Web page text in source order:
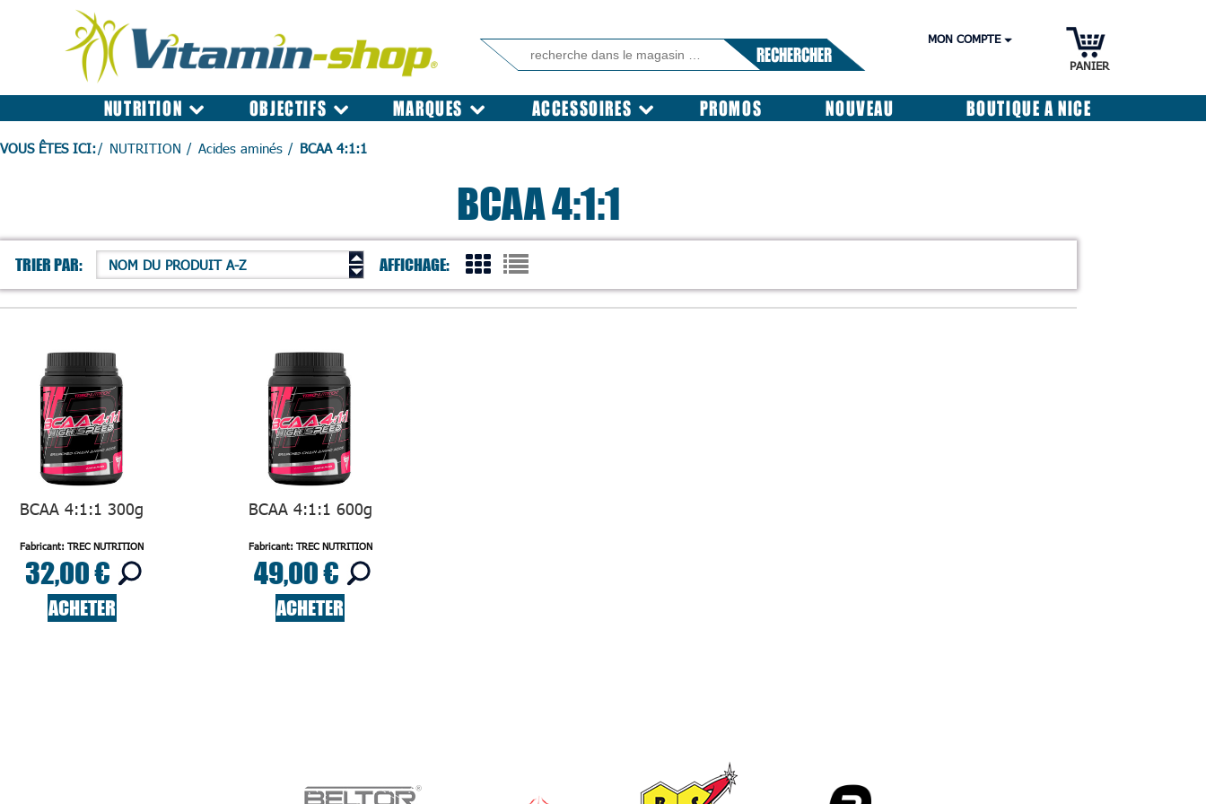
PANIER
MON COMPTE
RECHERCHER
NUTRITION OBJECTIFS MARQUES ACCESSOIRES PROMOS NOUVEAU BOUTIQUE A NICE
VOUS ÊTES ICI: NUTRITION Acides aminés BCAA 4:1:1
BCAA 4:1:1
TRIER PAR: NOM DU PRODUIT A-Z AFFICHAGE:
BCAA 4:1:1 300g
Fabricant: TREC NUTRITION
32,00 €
ACHETER
BCAA 4:1:1 600g
Fabricant: TREC NUTRITION
49,00 €
ACHETER